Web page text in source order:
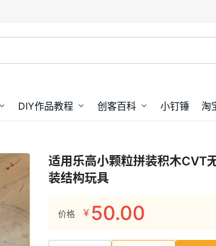
DIY作品教程 创客百科 小钉锤 淘
适用乐高小颗粒拼装积木CVT
装结构玩具
价格 ¥ 50.00